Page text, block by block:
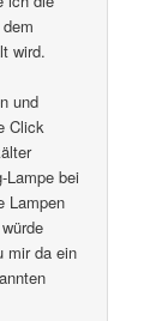
wird.
und
Click
Lampe bei
Lampen
mir da ein